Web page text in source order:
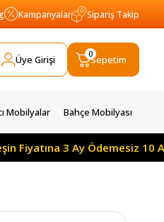
Kampanyalar Sipariş Takip
Üye Girişi Sepetim
0
Mobilyalar Bahçe Mobilyası
3 Ay Ödemesiz 10 Ay Taksitle